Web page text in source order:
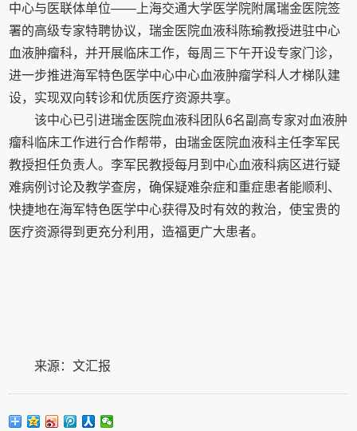
中心与医联体单位——上海交通大学医学院附属瑞金医院签
署的高级专家特聘协议，瑞金医院血液科陈瑜教授进驻中心
血液肿瘤科，并开展临床工作，每周三下午开设专家门诊，
进一步推进海军特色医学中心中心血液肿瘤学科人才梯队建
设，实现双向转诊和优质医疗资源共享。
该中心已引进瑞金医院血液科团队6名副高专家对血液肿
瘤科临床工作进行合作帮带，由瑞金医院血液科主任李军民
教授担任负责人。李军民教授每月到中心血液科病区进行疑
难病例讨论及教学查房，确保疑难杂症和重症患者能顺利、
快捷地在海军特色医学中心获得及时有效的救治，使宝贵的
医疗资源得到更充分利用，造福更广大患者。
来源：文汇报